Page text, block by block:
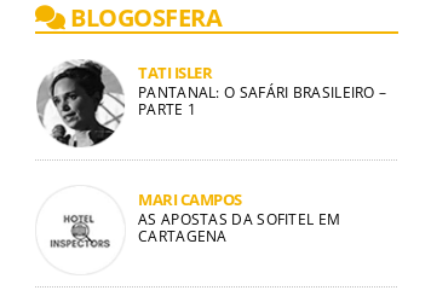
BLOGOSFERA
TATI ISLER
PANTANAL: O SAFÁRI BRASILEIRO –
PARTE 1
MARI CAMPOS
AS APOSTAS DA SOFITEL EM
CARTAGENA